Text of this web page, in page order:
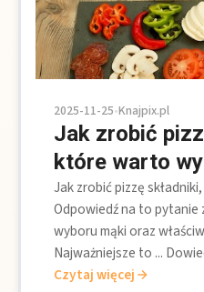
2025-11-25•Knajpix.pl
Jak zrobić
które warto
Jak zrobić pizzę
Odpowiedź na to pytanie
wyboru mąki oraz
Najważniejsze to ...
Czytaj więcej